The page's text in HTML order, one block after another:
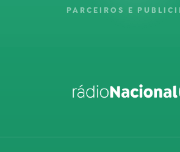
PARCEIROS E